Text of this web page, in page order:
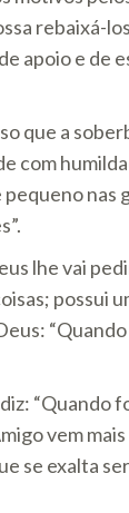
rebaixá-
apoio e de
que a
com
nas
lhe vai
possui
“Quando
vem
se exalta